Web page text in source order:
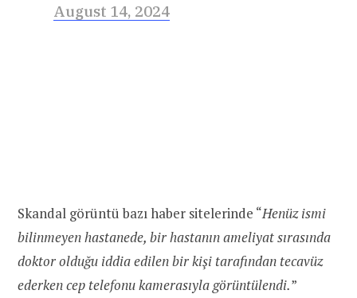
August 14, 2024
Skandal görüntü bazı haber sitelerinde “Henüz ismi
bilinmeyen hastanede, bir hastanın ameliyat sırasında
doktor olduğu iddia edilen bir kişi tarafından tecavüz
ederken cep telefonu kamerasıyla görüntülendi.”